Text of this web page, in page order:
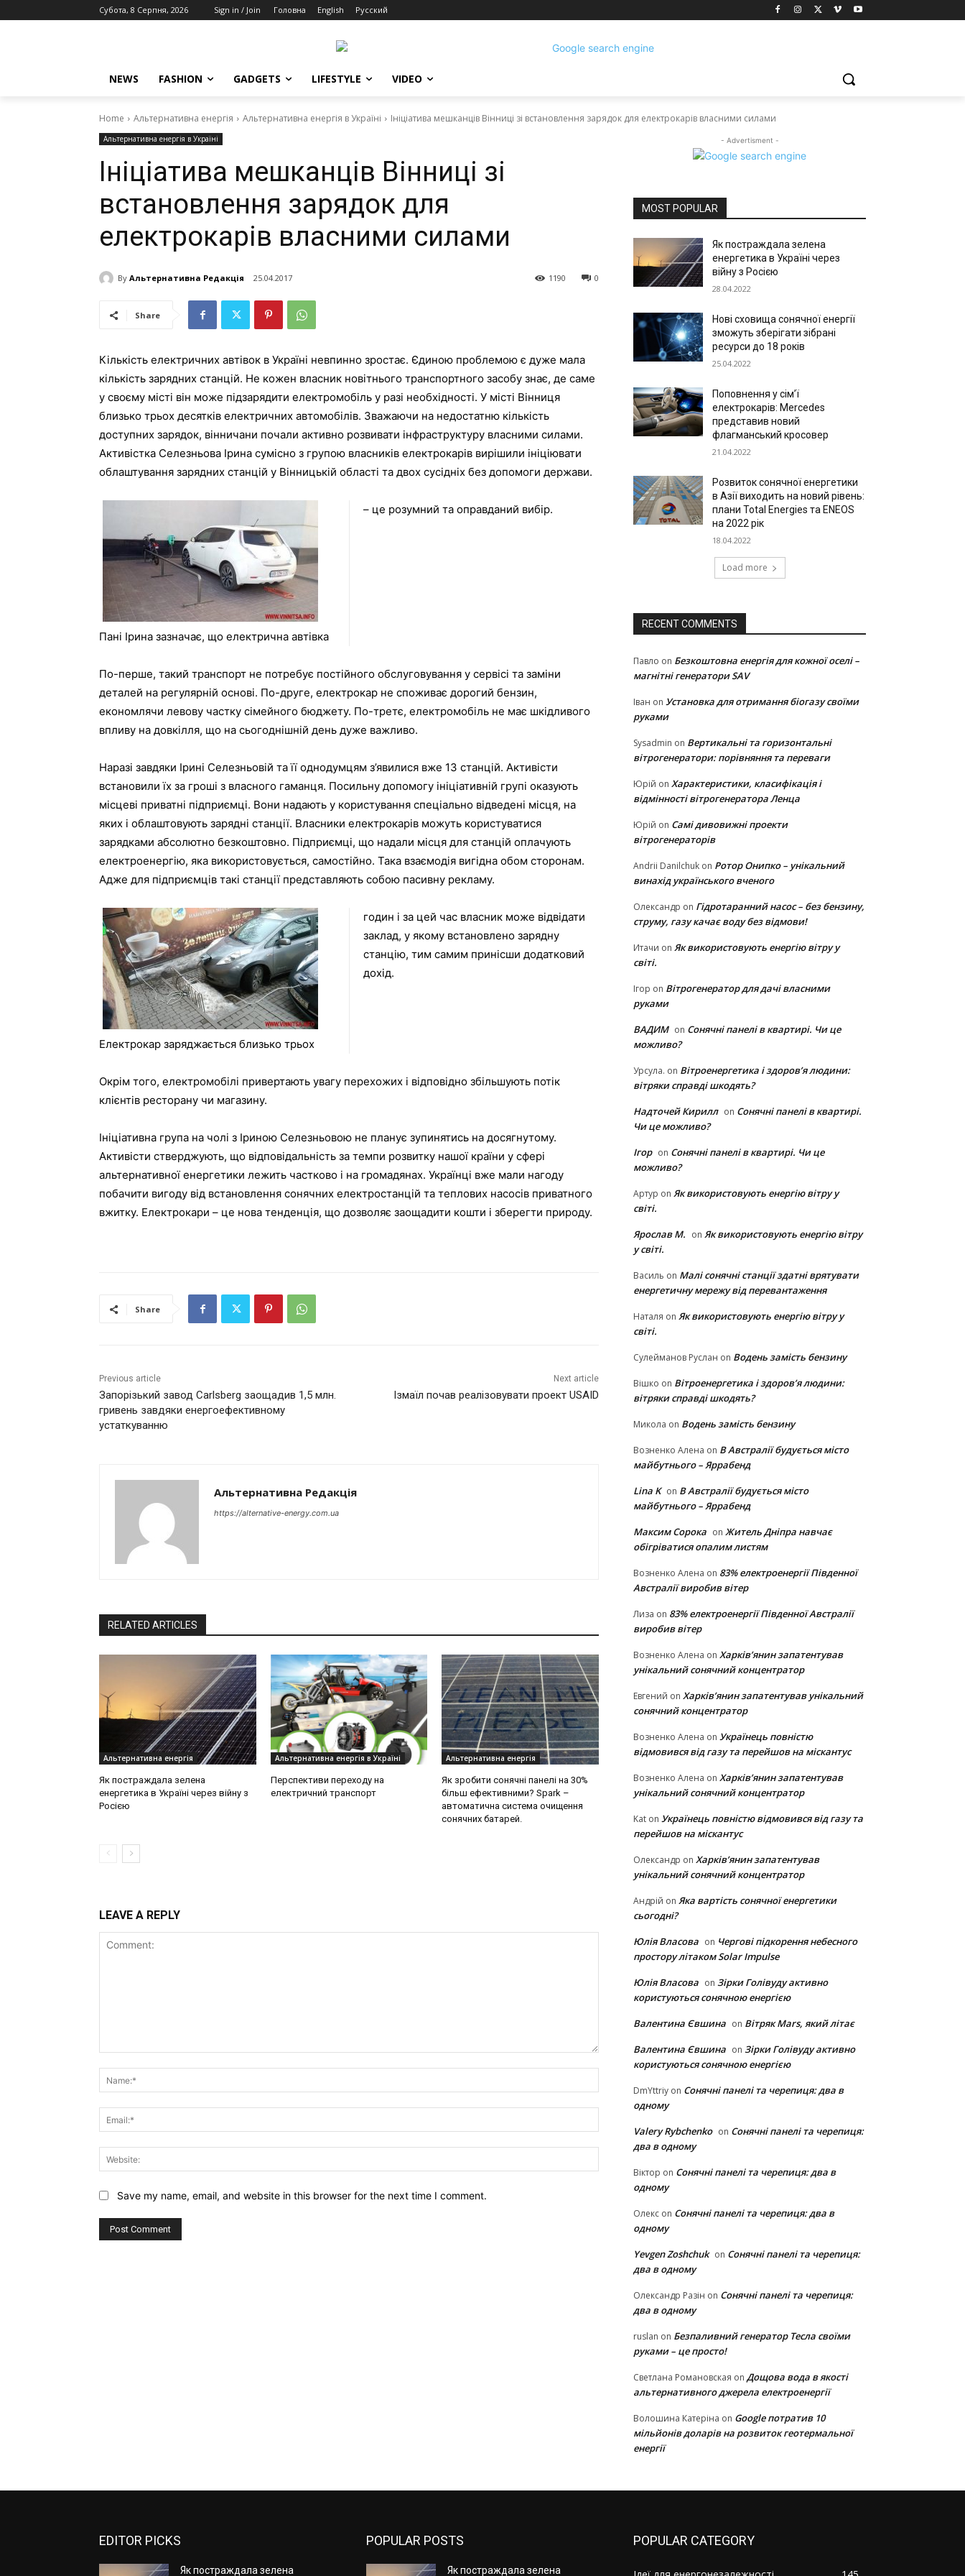
Субота, 8 Серпня, 2026 Sign in / Join Головна English Русский
NEWS FASHION GADGETS LIFESTYLE VIDEO
Home Альтернативна енергія Альтернативна енергія в Україні Ініціатива мешканців Вінниці зі встановлення зарядок для електрокарів власними силами
Альтернативна енергія в Україні
Ініціатива мешканців Вінниці зі
встановлення зарядок для
електрокарів власними силами
By Альтернативна Редакція 25.04.2017 0
1190
Share
Кількість електричних автівок в Україні невпинно зростає. Єдиною проблемою є дуже мала
кількість зарядних станцій. Не кожен власник новітнього транспортного засобу знає, де саме
у своєму місті він може підзарядити електромобіль у разі необхідності. У місті Вінниця
близько трьох десятків електричних автомобілів. Зважаючи на недостатню кількість
доступних зарядок, вінничани почали активно розвивати інфраструктуру власними силами.
Активістка Селезньова Ірина сумісно з групою власників електрокарів вирішили ініціювати
облаштування зарядних станцій у Вінницькій області та двох сусідніх без допомоги держави.
Пані Ірина зазначає, що електрична автівка
– це розумний та оправданий вибір.
По-перше, такий транспорт не потребує постійного обслуговування у сервісі та заміни
деталей на регулярній основі. По-друге, електрокар не споживає дорогий бензин,
економлячи левову частку сімейного бюджету. По-третє, електромобіль не має шкідливого
впливу на довкілля, що на сьогоднішній день дуже важливо.
Наразі завдяки Ірині Селезньовій та її однодумцям з’явилися вже 13 станцій. Активісти
встановили їх за гроші з власного гаманця. Посильну допомогу ініціативній групі оказують
місцеві приватні підприємці. Вони надають у користування спеціально відведені місця, на
яких і облаштовують зарядні станції. Власники електрокарів можуть користуватися
зарядками абсолютно безкоштовно. Підприємці, що надали місця для станцій оплачують
електроенергію, яка використовується, самостійно. Така взаємодія вигідна обом сторонам.
Адже для підприємців такі станції представляють собою пасивну рекламу.
Електрокар заряджається близько трьох
годин і за цей час власник може відвідати
заклад, у якому встановлено зарядну
станцію, тим самим принісши додатковий
дохід.
Окрім того, електромобілі привертають увагу перехожих і відповідно збільшують потік
клієнтів ресторану чи магазину.
Ініціативна група на чолі з Іриною Селезньовою не планує зупинятись на досягнутому.
Активісти стверджують, що відповідальність за темпи розвитку нашої країни у сфері
альтернативної енергетики лежить частково і на громадянах. Українці вже мали нагоду
побачити вигоду від встановлення сонячних електростанцій та теплових насосів приватного
вжитку. Електрокари – це нова тенденція, що дозволяє заощадити кошти і зберегти природу.
Share
Previous article
Запорізький завод Carlsberg заощадив 1,5 млн.
гривень завдяки енергоефективному
устаткуванню
Next article
Ізмаїл почав реалізовувати проект USAID
Альтернативна Редакція
https://alternative-energy.com.ua
RELATED ARTICLES
Альтернативна енергія
Як постраждала зелена
енергетика в Україні через війну з
Росією
Альтернативна енергія в Україні
Перспективи переходу на
електричний транспорт
Альтернативна енергія
Як зробити сонячні панелі на 30%
більш ефективними? Spark –
автоматична система очищення
сонячних батарей.
LEAVE A REPLY
Website:
Save my name, email, and website in this browser for the next time I comment.
- Advertisment -
MOST POPULAR
Як постраждала зелена
енергетика в Україні через
війну з Росією
28.04.2022
Нові сховища сонячної енергії
зможуть зберігати зібрані
ресурси до 18 років
25.04.2022
Поповнення у сім’ї
електрокарів: Mercedes
представив новий
флагманський кросовер
21.04.2022
Розвиток сонячної енергетики
в Азії виходить на новий рівень:
плани Total Energies та ENEOS
на 2022 рік
18.04.2022
Load more
RECENT COMMENTS
Павло on Безкоштовна енергія для кожної оселі –
магнітні генератори SAV
Іван on Установка для отримання біогазу своїми
руками
Sysadmin on Вертикальні та горизонтальні
вітрогенератори: порівняння та переваги
Юрій on Характеристики, класифікація і
відмінності вітрогенератора Ленца
Юрій on Самі дивовижні проекти
вітрогенераторів
Andrii Danilchuk on Ротор Онипко – унікальний
винахід українського вченого
Олександр on Гідротаранний насос – без бензину,
струму, газу качає воду без відмови!
Итачи on Як використовують енергію вітру у
світі.
Ігор on Вітрогенератор для дачі власними
руками
ВАДИМ on Сонячні панелі в квартирі. Чи це
можливо?
Урсула. on Вітроенергетика і здоров’я людини:
вітряки cправді шкодять?
Надточей Кирилл on Сонячні панелі в квартирі.
Чи це можливо?
Ігор on Сонячні панелі в квартирі. Чи це
можливо?
Артур on Як використовують енергію вітру у
світі.
Ярослав М. on Як використовують енергію вітру
у світі.
Василь on Малі сонячні станції здатні врятувати
енергетичну мережу від перевантаження
Наталя on Як використовують енергію вітру у
світі.
Сулейманов Руслан on Водень замість бензину
Вішко on Вітроенергетика і здоров’я людини:
вітряки cправді шкодять?
Микола on Водень замість бензину
Возненко Алена on В Австралії будується місто
майбутнього – Яррабенд
Lina K on В Австралії будується місто
майбутнього – Яррабенд
Максим Сорока on Житель Дніпра навчає
обігріватися опалим листям
Возненко Алена on 83% електроенергії Південної
Австралії виробив вітер
Лиза on 83% електроенергії Південної Австралії
виробив вітер
Возненко Алена on Харків’янин запатентував
унікальний сонячний концентратор
Евгений on Харків’янин запатентував унікальний
сонячний концентратор
Возненко Алена on Українець повністю
відмовився від газу та перейшов на міскантус
Возненко Алена on Харків’янин запатентував
унікальний сонячний концентратор
Kat on Українець повністю відмовився від газу та
перейшов на міскантус
Олександр on Харків’янин запатентував
унікальний сонячний концентратор
Андрій on Яка вартість сонячної енергетики
сьогодні?
Юлія Власова on Чергові підкорення небесного
простору літаком Solar Impulse
Юлія Власова on Зірки Голівуду активно
користуються сонячною енергією
Валентина Євшина on Вітряк Mars, який літає
Валентина Євшина on Зірки Голівуду активно
користуються сонячною енергією
DmYttriy on Сонячні панелі та черепиця: два в
одному
Valery Rybchenko on Сонячні панелі та черепиця:
два в одному
Віктор on Сонячні панелі та черепиця: два в
одному
Олекс on Сонячні панелі та черепиця: два в
одному
Yevgen Zoshchuk on Сонячні панелі та черепиця:
два в одному
Олександр Разін on Сонячні панелі та черепиця:
два в одному
ruslan on Безпаливний генератор Тесла своїми
руками – це просто!
Светлана Романовская on Дощова вода в якості
альтернативного джерела електроенергії
Волошина Катеріна on Google потратив 10
мільйонів доларів на розвиток геотермальної
енергії
EDITOR PICKS
Як постраждала зелена
POPULAR POSTS
Як постраждала зелена
POPULAR CATEGORY